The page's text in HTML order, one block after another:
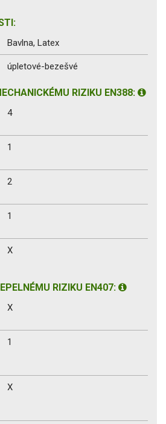
Bavlna, Latex
úpletové-bezešvé
RIZIKU EN388:
4
1
2
1
X
RIZIKU EN407:
X
1
X